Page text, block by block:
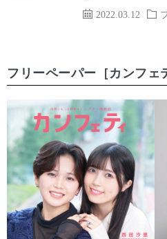
2022.03.12
フリーペーパー［カンフェ